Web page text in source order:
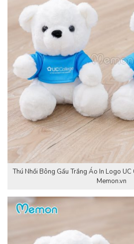
Thú Nhồi Bông Gấu Trắng Áo In Logo
Memon.vn